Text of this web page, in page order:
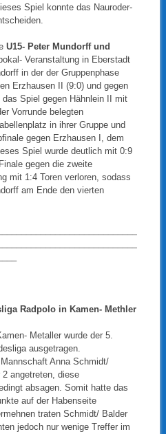
Spiel konnte das Nauroder-
U15- Peter Mundorff und
Veranstaltung in Eberstadt
in der der Gruppenphase
Erzhausen II (9:0) und gegen
Spiel gegen Hähnlein II mit
Vorrunde belegten
in ihrer Gruppe und
gegen Erzhausen I, dem
Spiel wurde deutlich mit 0:9
gegen die zweite
mit 1:4 Toren verloren, sodass
am Ende den vierten
Radpolo in Kamen- Methler
Metaller wurde der 5.
ausgetragen.
Anna Schmidt/
2 angetreten, diese
absagen. Somit hatte das
auf der Habenseite
traten Schmidt/ Balder
jedoch nur wenige Treffer im